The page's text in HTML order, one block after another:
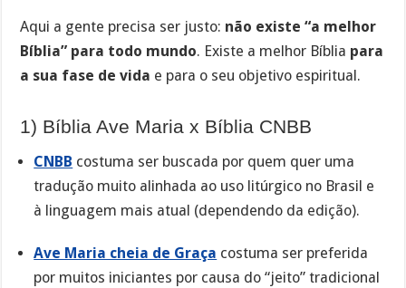
Aqui a gente precisa ser justo: não existe “a melhor
Bíblia” para todo mundo. Existe a melhor Bíblia para
a sua fase de vida e para o seu objetivo espiritual.
1) Bíblia Ave Maria x Bíblia CNBB
CNBB costuma ser buscada por quem quer uma
tradução muito alinhada ao uso litúrgico no Brasil e
à linguagem mais atual (dependendo da edição).
Ave Maria cheia de Graça costuma ser preferida
por muitos iniciantes por causa do “jeito” tradicional